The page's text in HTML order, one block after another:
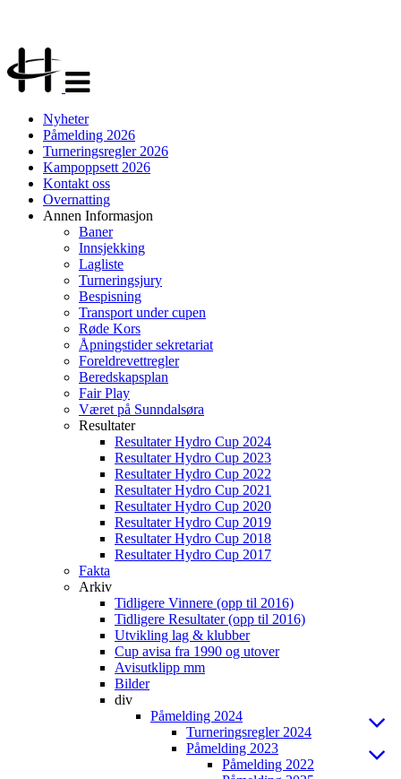
navigasjon
Nyheter
Påmelding 2026
Turneringsregler 2026
Kampoppsett 2026
Kontakt oss
Overnatting
Annen Informasjon
Baner
Innsjekking
Lagliste
Turneringsjury
Bespisning
Transport under cupen
Røde Kors
Åpningstider sekretariat
Foreldrevettregler
Beredskapsplan
Fair Play
Været på Sunndalsøra
Resultater
Resultater Hydro Cup 2024
Resultater Hydro Cup 2023
Resultater Hydro Cup 2022
Resultater Hydro Cup 2021
Resultater Hydro Cup 2020
Resultater Hydro Cup 2019
Resultater Hydro Cup 2018
Resultater Hydro Cup 2017
Fakta
Arkiv
Tidligere Vinnere (opp til 2016)
Tidligere Resultater (opp til 2016)
Utvikling lag & klubber
Cup avisa fra 1990 og utover
Avisutklipp mm
Bilder
div
Påmelding 2024
Turneringsregler 2024
Påmelding 2023
Påmelding 2022